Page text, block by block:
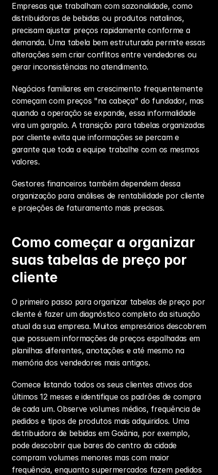
Empresas que trabalham com sazonalidade, como
distribuidoras de bebidas ou produtos natalinos,
precisam ajustar preços rapidamente conforme a
demanda. Uma tabela bem estruturada permite essas
alterações sem criar conflitos entre vendedores ou
gerar inconsistências no atendimento.
Negócios familiares em crescimento frequentemente
começam com preços "na cabeça" do fundador, mas
quando a operação se expande, essa informalidade
vira um gargalo. A transição para tabelas organizadas
por cliente evita que informações se percam e
garante que toda a equipe trabalhe com os mesmos
valores.
Gestores financeiros também dependem dessa
organização para análises de rentabilidade por cliente
e projeções de faturamento mais precisas.
Como começar a organizar
suas tabelas de preço por
cliente
O primeiro passo para organizar tabelas de preço por
cliente é fazer um diagnóstico completo da situação
atual da sua empresa. Muitos empresários descobrem
que possuem informações de preços espalhadas em
planilhas diferentes, anotações e até mesmo na
memória dos vendedores mais antigos.
Comece listando todos os seus clientes ativos dos
últimos 12 meses e identifique os padrões de compra
de cada um. Observe volumes médios, frequência de
pedidos e tipos de produtos mais adquiridos. Uma
distribuidora de bebidas em Goiânia, por exemplo,
pode descobrir que bares do centro da cidade
compram volumes menores mas com maior
frequência, enquanto supermercados fazem pedidos